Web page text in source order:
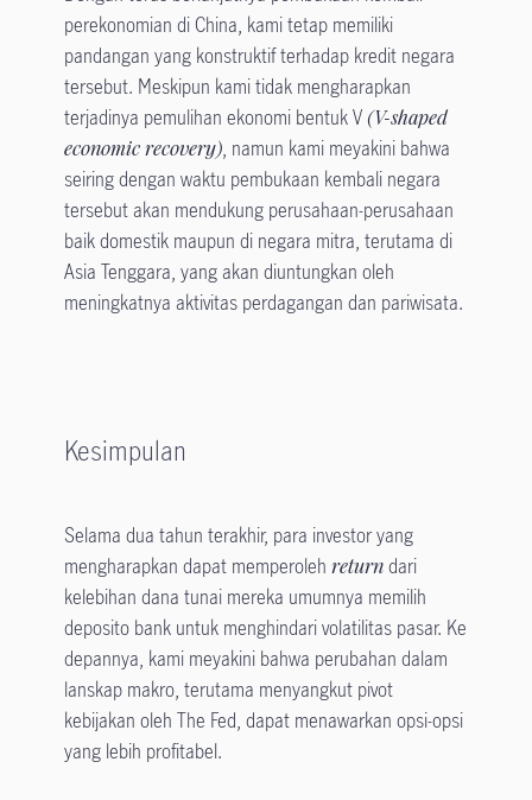
perekonomian di China, kami tetap memiliki
pandangan yang konstruktif terhadap kredit negara
tersebut. Meskipun kami tidak mengharapkan
terjadinya pemulihan ekonomi bentuk V (V-shaped
economic recovery), namun kami meyakini bahwa
seiring dengan waktu pembukaan kembali negara
tersebut akan mendukung perusahaan-perusahaan
baik domestik maupun di negara mitra, terutama di
Asia Tenggara, yang akan diuntungkan oleh
meningkatnya aktivitas perdagangan dan pariwisata.
Kesimpulan
Selama dua tahun terakhir, para investor yang
mengharapkan dapat memperoleh returndari
kelebihan dana tunai mereka umumnya memilih
deposito bank untuk menghindari volatilitas pasar. Ke
depannya, kami meyakini bahwa perubahan dalam
lanskap makro, terutama menyangkut pivot
kebijakan oleh The Fed, dapat menawarkan opsi-opsi
yang lebih profitabel.